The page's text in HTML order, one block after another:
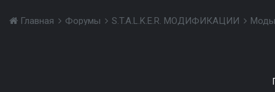
Главная Форумы S.T.A.L.K.E.R. МОДИФИКАЦИИ